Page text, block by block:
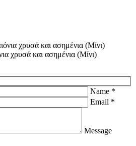
χρυσά και ασημένια (Μίνι)
Name *
Email *
Message